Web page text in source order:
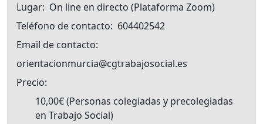
Lugar On line en directo (Plataforma Zoom)
Teléfono de contacto
604402542
Email de contacto
orientacionmurcia@cgtrabajosocial.es
Precio
10,00€ Personas colegiadas y precolegiadas
en Trabajo Social